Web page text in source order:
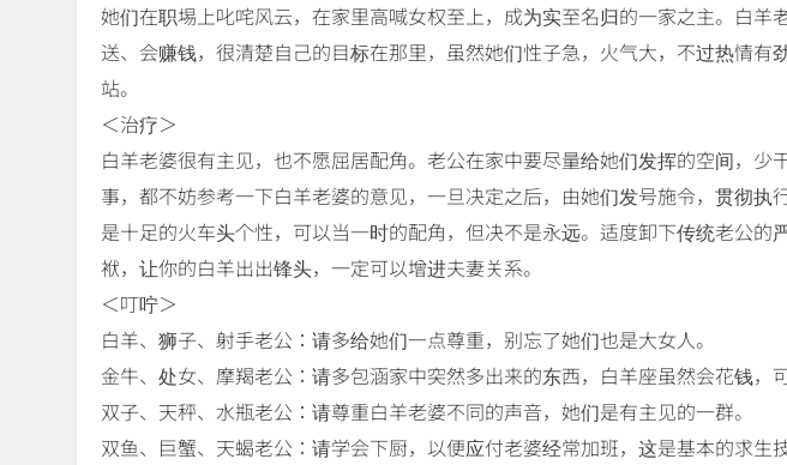
她们在职埸上叱咤风云，在家里高喊女权至上，成为实至名归的一家之主。白羊
送、会赚钱，很清楚自己的目标在那里，虽然她们性子急，火气大，不过热情有
站。
＜治疗＞
白羊老婆很有主见，也不愿屈居配角。老公在家中要尽量给她们发挥的空间，少
事，都不妨参考一下白羊老婆的意见，一旦决定之后，由她们发号施令，贯彻执
是十足的火车头个性，可以当一时的配角，但决不是永远。适度卸下传统老公的
袱，让你的白羊出出锋头，一定可以增进夫妻关系。
＜叮咛＞
白羊、狮子、射手老公：请多给她们一点尊重，别忘了她们也是大女人。
金牛、处女、摩羯老公：请多包涵家中突然多出来的东西，白羊座虽然会花钱，
双子、天秤、水瓶老公：请尊重白羊老婆不同的声音，她们是有主见的一群。
双鱼、巨蟹、天蝎老公：请学会下厨，以便应付老婆经常加班，这是基本的求生技